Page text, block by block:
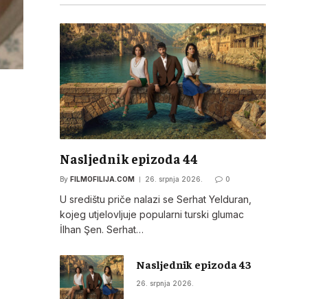
Nasljednik epizoda 44
By FILMOFILIJA.COM 26. srpnja 2026. 0
U središtu priče nalazi se Serhat Yelduran,
kojeg utjelovljuje popularni turski glumac
İlhan Şen. Serhat…
Nasljednik epizoda 43
26. srpnja 2026.